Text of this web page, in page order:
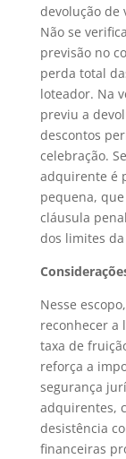
devolução de
Não se
previsão no
perda total
loteador. Na
previu a
descontos
celebração.
adquirente é
pequena,
cláusula
dos limites da
Nesse
reconhecer a
taxa de
reforça a
segurança
adquirentes,
desistência
financeiras